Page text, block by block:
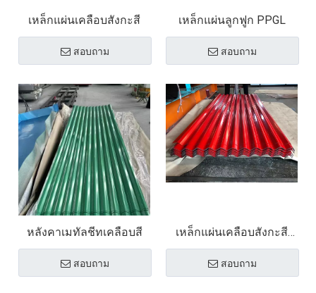
เหล็กแผ่นเคลือบสังกะสี
สอบถาม
เหล็กแผ่นลูกฟูก PPGL
สอบถาม
หลังคาเมทัลชีทเคลือบสี
สอบถาม
เหล็กแผ่นเคลือบสังกะสี
เคลือบสี แผ่นเหล็ก PPGI
สอบถาม